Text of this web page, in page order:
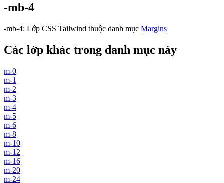
-mb-4
-mb-4: Lớp CSS Tailwind thuộc danh mục Margins
Các lớp khác trong danh mục này
m-0
m-1
m-2
m-3
m-4
m-5
m-6
m-8
m-10
m-12
m-16
m-20
m-24